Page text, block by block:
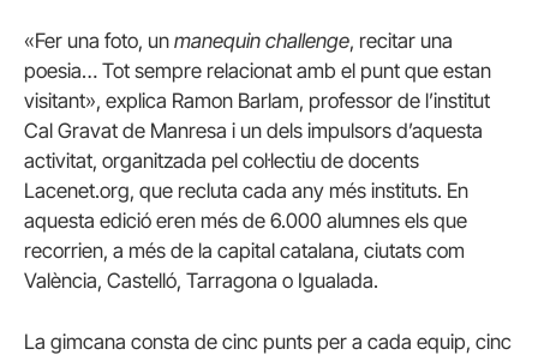
«Fer una foto, un manequin challenge, recitar una
poesia… Tot sempre relacionat amb el punt que estan
visitant», explica Ramon Barlam, professor de l’institut
Cal Gravat de Manresa i un dels impulsors d’aquesta
activitat, organitzada pel col·lectiu de docents
Lacenet.org, que recluta cada any més instituts. En
aquesta edició eren més de 6.000 alumnes els que
recorrien, a més de la capital catalana, ciutats com
València, Castelló, Tarragona o Igualada.
La gimcana consta de cinc punts per a cada equip, cinc